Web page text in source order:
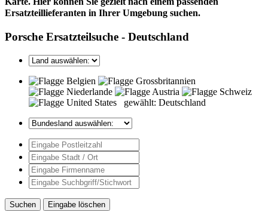
Ersatzteillieferanten in Ihrer Umgebung suchen.
Porsche Ersatzteilsuche - Deutschland
gewählt: Deutschland